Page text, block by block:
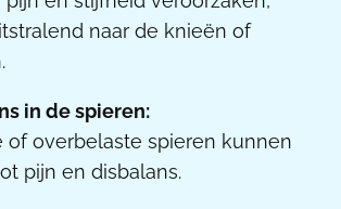
naar de knieën of
in de spieren:
of overbelaste spieren kunnen
pijn en disbalans.